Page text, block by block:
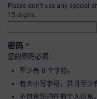
Please don’t use any special
15 digits.
密码 *
您的密码必须：
至少有 8 个字符。
有大小写字母，并且至少
不包含您的任何个人信息。